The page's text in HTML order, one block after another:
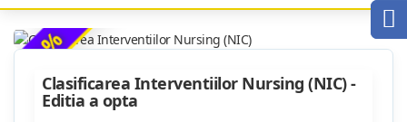
-11 %Clasificarea Interventiilor Nursing (NIC) -
Editia a opta